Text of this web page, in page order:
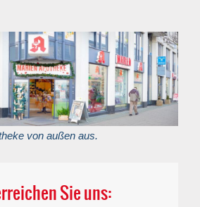
von außen aus.
Sie uns: